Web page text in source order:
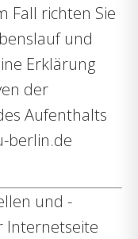
Fall richten Sie
und
Erklärung
der
Aufenthalts
berlin.de
und -
Internetseite